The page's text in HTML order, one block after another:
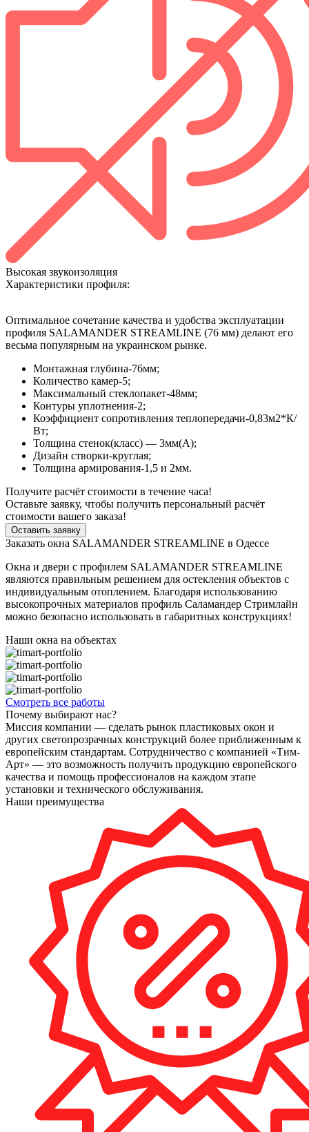
Высокая звукоизоляция
Характеристики профиля:
Оптимальное сочетание качества и удобства эксплуатации
профиля SALAMANDER STREAMLINE (76 мм) делают его
весьма популярным на украинском рынке.
Монтажная глубина-76мм;
Количество камер-5;
Максимальный стеклопакет-48мм;
Контуры уплотнения-2;
Коэффициент сопротивления теплопередачи-0,83м2*К/
Вт;
Толщина стенок(класс) — 3мм(А);
Дизайн створки-круглая;
Толщина армирования-1,5 и 2мм.
Получите расчёт стоимости в течение часа!
Оставьте заявку, чтобы получить персональный расчёт
стоимости вашего заказа!
Оставить заявку
Заказать окна SALAMANDER STREAMLINE в Одессе
Окна и двери с профилем SALAMANDER STREAMLINE
являются правильным решением для остекления объектов с
индивидуальным отоплением. Благодаря использованию
высокопрочных материалов профиль Саламандер Стримлайн
можно безопасно использовать в габаритных конструкциях!
Наши окна на объектах
Смотреть все работы
Почему выбирают нас?
Миссия компании — сделать рынок пластиковых окон и
других светопрозрачных конструкций более приближенным к
европейским стандартам. Сотрудничество с компанией «Тим-
Арт» — это возможность получить продукцию европейского
качества и помощь профессионалов на каждом этапе
установки и технического обслуживания.
Наши преимущества